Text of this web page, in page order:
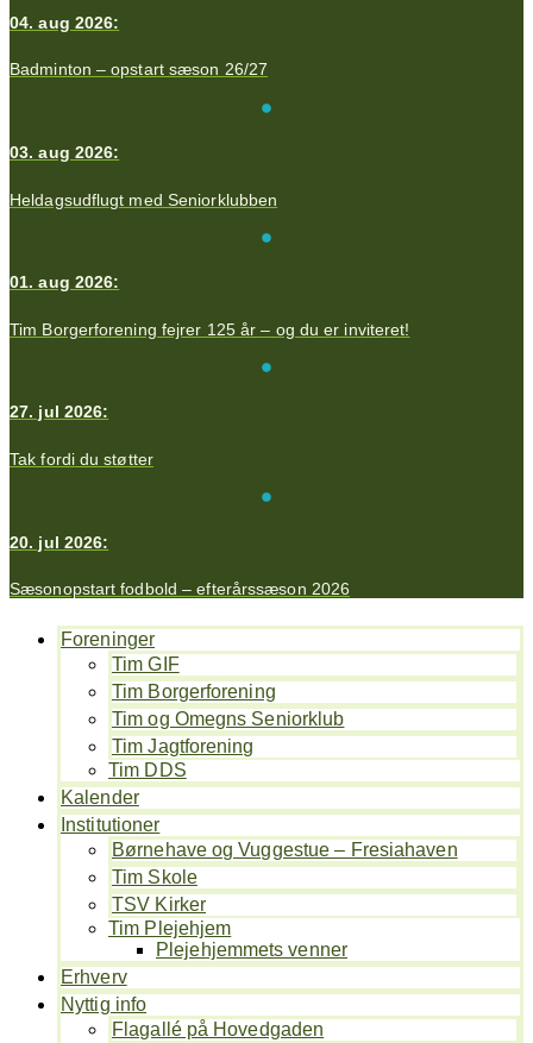
04. aug 2026:
Badminton – opstart sæson 26/27
03. aug 2026:
Heldagsudflugt med Seniorklubben
01. aug 2026:
Tim Borgerforening fejrer 125 år – og du er inviteret!
27. jul 2026:
Tak fordi du støtter
20. jul 2026:
Sæsonopstart fodbold – efterårssæson 2026
Foreninger
Tim GIF
Tim Borgerforening
Tim og Omegns Seniorklub
Tim Jagtforening
Tim DDS
Kalender
Institutioner
Børnehave og Vuggestue – Fresiahaven
Tim Skole
TSV Kirker
Tim Plejehjem
Plejehjemmets venner
Erhverv
Nyttig info
Flagallé på Hovedgaden